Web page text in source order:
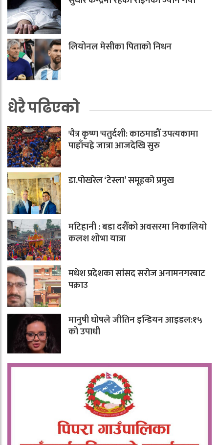
लियोनल मेसीका पिताको निधन
धेरै पढिएको
चैत्र कृष्ण चतुर्दशी: काठमाडौँ उपत्यकामा
पाहाँचह्रे जात्रा आजदेखि सुरु
डा.पोखरेल ‘टेस्ला’ समूहको प्रमुख
मटिहानी : बडा दशैँको अवसरमा निकालियो
कलश शोभा यात्रा
मधेश प्रदेशका सांसद सरोज अनामनगरबाट
पक्राउ
मानुषी घोषले जीतिन इन्डियन आइडल:१५
को उपाधी